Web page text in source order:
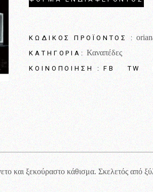
ΚΩΔΙΚΌΣ ΠΡΟΪΌΝΤΟΣ :
ΚΑΤΗΓΟΡΊΑ: Καναπέδες
ΚΟΙΝΟΠΟΊΗΣΗ : FB TW
και ξεκούραστο κάθισμα. Σκελετός από